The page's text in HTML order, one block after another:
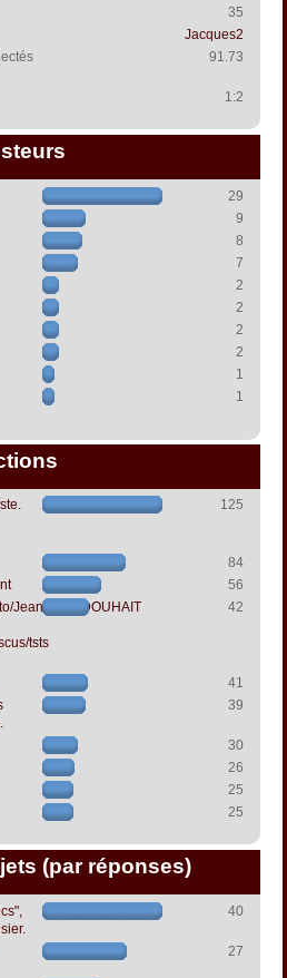
35
Jacques2
91.73
1:2
29
9
8
7
2
2
2
2
1
1
125
84
56
Jeanpapol/DOUHAIT
tsts
42
41
39
30
26
25
25
(par réponses)
40
27